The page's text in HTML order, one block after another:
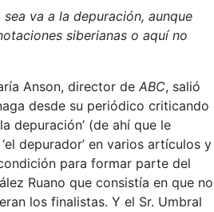
sea va a la depuración, aunque
siberianas o aquí no
Anson, director de ABC, salió
desde su periódico criticando
depuración’ (de ahí que le
depurador’ en varios artículos y
para formar parte del
Ruano que consistía en que no
los finalistas. Y el Sr. Umbral